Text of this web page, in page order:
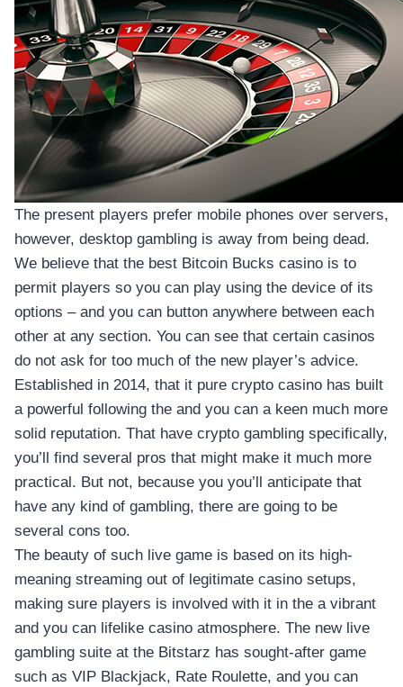
The present players prefer mobile phones over servers,
however, desktop gambling is away from being dead.
We believe that the best Bitcoin Bucks casino is to
permit players so you can play using the device of its
options – and you can button anywhere between each
other at any section. You can see that certain casinos
do not ask for too much of the new player’s advice.
Established in 2014, that it pure crypto casino has built
a powerful following the and you can a keen much more
solid reputation. That have crypto gambling specifically,
you’ll find several pros that might make it much more
practical. But not, because you you’ll anticipate that
have any kind of gambling, there are going to be
several cons too.
The beauty of such live game is based on its high-
meaning streaming out of legitimate casino setups,
making sure players is involved with it in the a vibrant
and you can lifelike casino atmosphere. The new live
gambling suite at the Bitstarz has sought-after game
such as VIP Blackjack, Rate Roulette, and you can